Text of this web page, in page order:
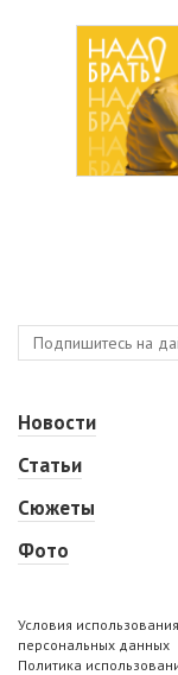
Новости
Статьи
Сюжеты
Фото
Условия
персональных данных
Политика